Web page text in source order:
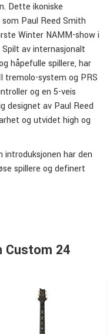
Dette ikoniske
Paul Reed Smith
Winter NAMM-show i
av internasjonalt
håpefulle spillere, har
tremolo-system og PRS
og en 5-veis
designet av Paul Reed
og utvidet high og
introduksjonen har den
spillere og definert
Custom 24